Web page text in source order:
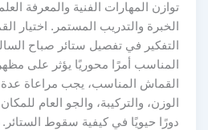
توازن المهارات الفنية والمعرفة
الخبرة والتدريب المستمر. اختيار
التفكير في تفصيل ستائر صباح
المناسب أمرًا محوريًا يؤثر على مظهر
القماش المناسب، يجب مراعاة عدة
الوزن، والتركيبة، والجو العام
دورًا حيويًا في كيفية سقوط الستائر.